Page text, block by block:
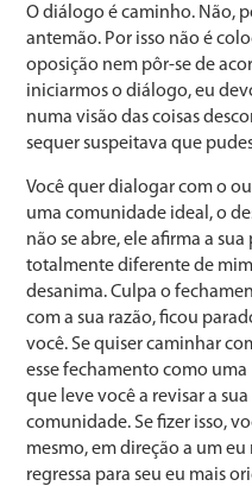
O diálogo é caminho. Não,
antemão. Por isso não é
oposição nem pôr-se de
iniciarmos o diálogo, eu
numa visão das coisas
sequer suspeitava que
Você quer dialogar com o
uma comunidade ideal, o
não se abre, ele afirma a
totalmente diferente de
desanima. Culpa o
com a sua razão, ficou
você. Se quiser caminhar
esse fechamento como
que leve você a revisar a
comunidade. Se fizer isso,
mesmo, em direção a um
regressa para seu eu mais